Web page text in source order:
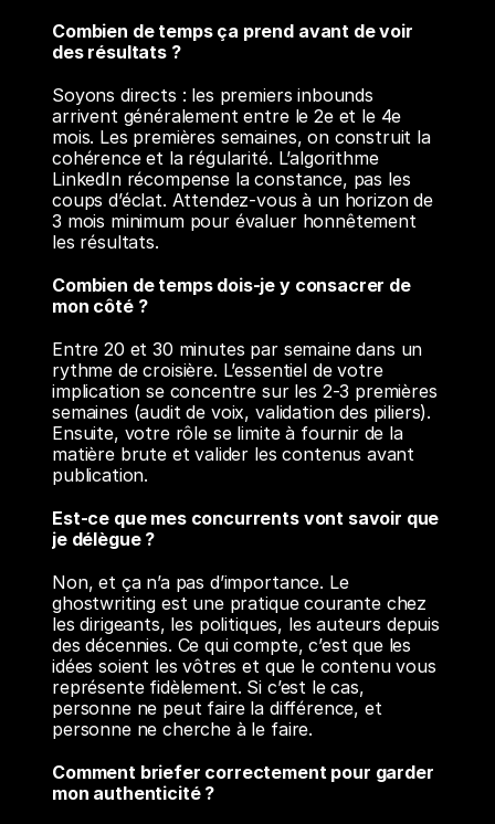
Combien de temps ça prend avant de voir
des résultats ?
Soyons directs : les premiers inbounds
arrivent généralement entre le 2e et le 4e
mois. Les premières semaines, on construit la
cohérence et la régularité. L’algorithme
LinkedIn récompense la constance, pas les
coups d’éclat. Attendez-vous à un horizon de
3 mois minimum pour évaluer honnêtement
les résultats.
Combien de temps dois-je y consacrer de
mon côté ?
Entre 20 et 30 minutes par semaine dans un
rythme de croisière. L’essentiel de votre
implication se concentre sur les 2-3 premières
semaines (audit de voix, validation des piliers).
Ensuite, votre rôle se limite à fournir de la
matière brute et valider les contenus avant
publication.
Est-ce que mes concurrents vont savoir que
je délègue ?
Non, et ça n’a pas d’importance. Le
ghostwriting est une pratique courante chez
les dirigeants, les politiques, les auteurs depuis
des décennies. Ce qui compte, c’est que les
idées soient les vôtres et que le contenu vous
représente fidèlement. Si c’est le cas,
personne ne peut faire la différence, et
personne ne cherche à le faire.
Comment briefer correctement pour garder
mon authenticité ?